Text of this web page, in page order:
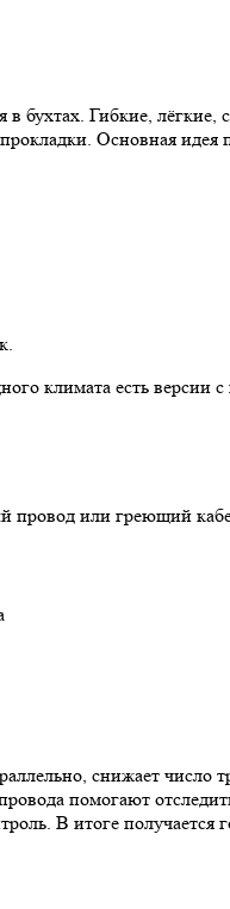
в бухтах. Гибкие,
Основная идея
климата есть версии
провод или греющий
снижает число
помогают
В итоге получается